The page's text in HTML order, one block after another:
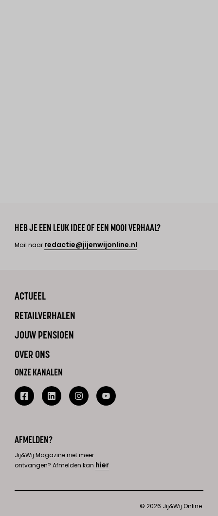
HEB JE EEN LEUK IDEE OF EEN MOOI VERHAAL?
Mail naar redactie@jijenwijonline.nl
ACTUEEL
RETAILVERHALEN
JOUW PENSIOEN
OVER ONS
ONZE KANALEN
AFMELDEN?
Jij&Wij Magazine niet meer
ontvangen? Afmelden kan hier
© 2026 Jij&Wij Online.